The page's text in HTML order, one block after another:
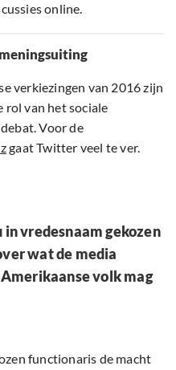
online.
verkiezingen van 2016 zijn
rol van het sociale
Voor de
gaat Twitter veel te ver.
in vredesnaam gekozen
wat de media
volk mag
functionaris de macht